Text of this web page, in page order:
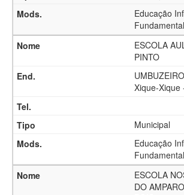
Educação
Fundamental
ESCOLA
PINTO
Xique-Xique
Municipal
Educação
Fundamental
ESCOLA
DO